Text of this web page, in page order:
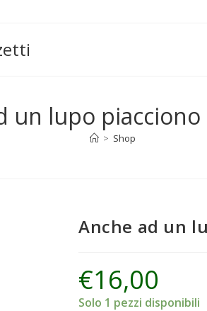
un lupo
> Shop
Anche ad un
€16,00
Solo 1 pezzi disponibili